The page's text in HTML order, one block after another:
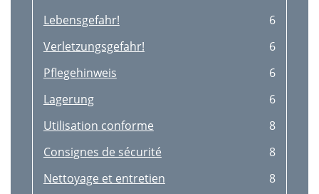
Lebensgefahr!
6
Verletzungsgefahr!
6
Pﬂegehinweis
6
Lagerung
6
Utilisation conforme
8
Consignes de sécurité
8
Nettoyage et entretien
8